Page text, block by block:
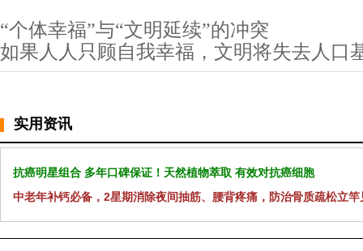
“个体幸福”与“文明延续”的冲突
如果人人只顾自我幸福，文明将失去人口
实用资讯
抗癌明星组合 多年口碑保证！天然植物萃取 有效对抗癌细胞
中老年补钙必备，2星期消除夜间抽筋、腰背疼痛，防治骨质疏松立竿